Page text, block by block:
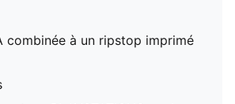
combinée à un ripstop imprimé